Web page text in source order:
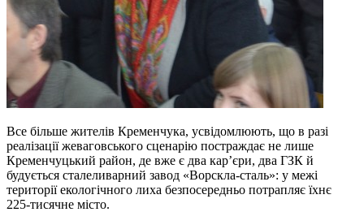
Все більше жителів Кременчука, усвідомлюють, що в разі
реалізації жеваговського сценарію постраждає не лише
Кременчуцький район, де вже є два кар’єри, два ГЗК й
будується сталеливарний завод «Ворскла-сталь»: у межі
території екологічного лиха безпосередньо потрапляє їхнє
225-тисячне місто.